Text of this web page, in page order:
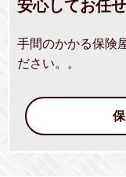
安心してお任
手間のかかる保険
ださい。。